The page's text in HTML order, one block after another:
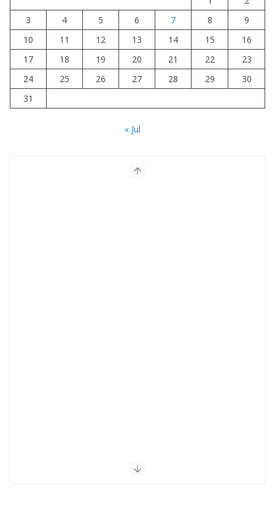
3
4 5 6 7 8
9
10
11 12 13 14 15
16
17
18 19 20 21 22
23
24
25 26 27 28 29
30
31
« Jul